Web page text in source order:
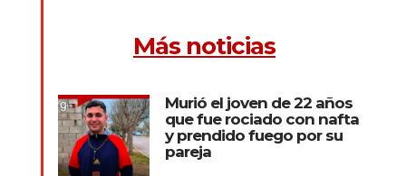
Más noticias
Murió el joven de 22 años
que fue rociado con nafta
y prendido fuego por su
pareja